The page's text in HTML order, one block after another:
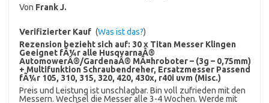
Von Frank J.
Verifizierter Kauf (Was ist das?)
Rezension bezieht sich auf: 30 x Titan Messer Klingen
Geeignet fÃ¼r alle HusqvarnaÂ®
AutomowerÂ®/GardenaÂ® MÃ¤hroboter – (3g – 0,75mm)
+ Multifunktion Schraubendreher, Ersatzmesser Passend
fÃ¼r 105, 310, 315, 320, 420, 430x, r40i uvm (Misc.)
Preis und Leistung ist unschlagbar. Bin voll zufrieden mit den
Messern. Wechsel die Messer alle 3-4 Wochen. Werde mit